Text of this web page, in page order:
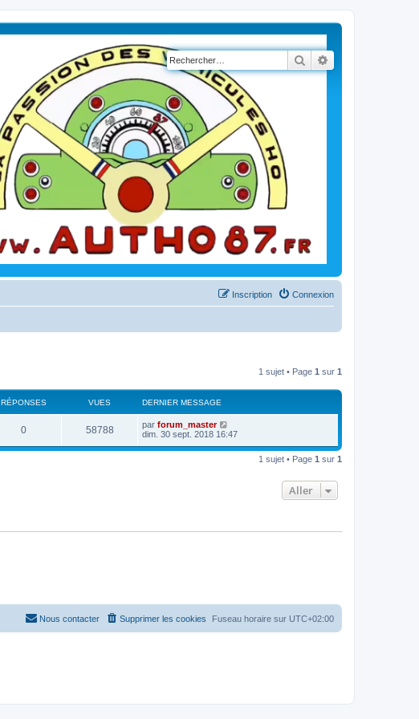
Rechercher
Connexion
Inscription
1 sujet • Page 1 sur 1
RÉPONSES VUES DERNIER MESSAGE
0 58788 par forum_master
dim. 30 sept. 2018 16:47
1 sujet • Page 1 sur 1
Aller
Fuseau horaire sur UTC+02:00
Supprimer les cookies
Nous contacter